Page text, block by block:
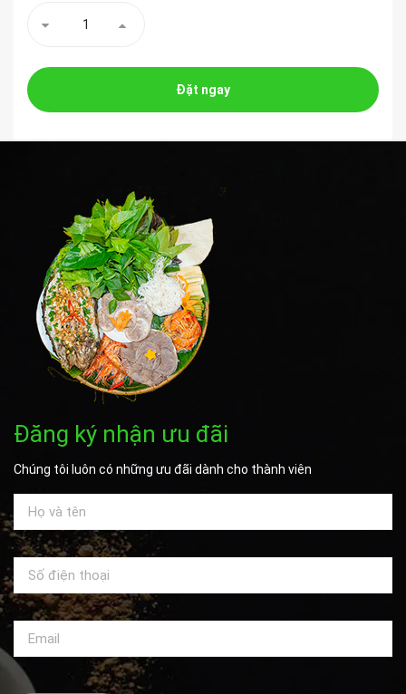
Đặt ngay
Đăng ký nhận ưu đãi
Chúng tôi luôn có những ưu đãi dành cho thành viên